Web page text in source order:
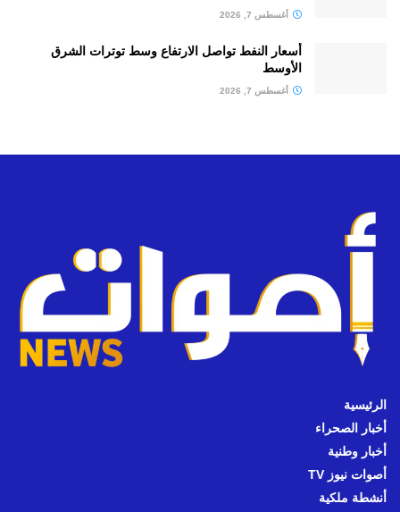
أغسطس 7, 2026
أسعار النفط تواصل الارتفاع وسط توترات الشرق
الأوسط
أغسطس 7, 2026
الرئيسية
أخبار الصحراء
أخبار وطنية
أصوات نيوز TV
أنشطة ملكية